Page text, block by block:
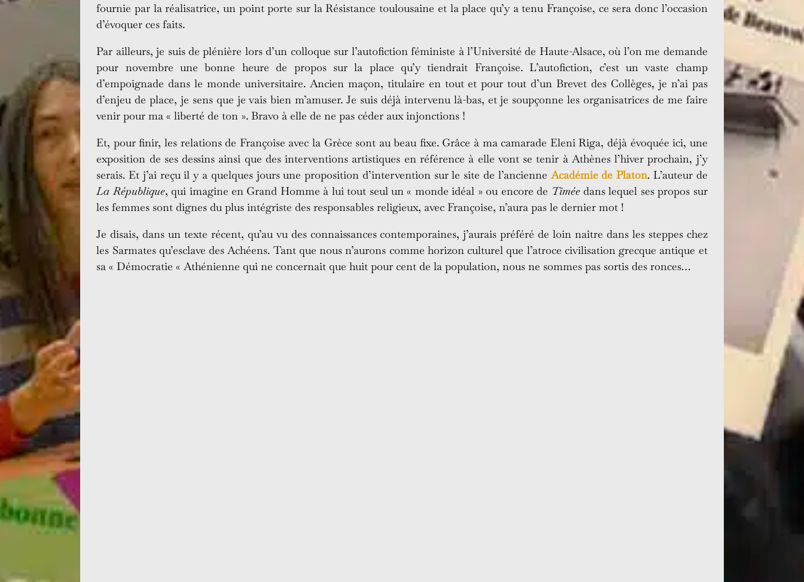
fournie par la réalisatrice, un point porte sur la Résistance toulousaine et la place qu’y a tenu Françoise, ce sera donc l’occasion
d’évoquer ces faits.
Par ailleurs, je suis de plénière lors d’un colloque sur l’autofiction féministe à l’Université de Haute-Alsace, où l’on me demande
pour novembre une bonne heure de propos sur la place qu’y tiendrait Françoise. L’autofiction, c’est un vaste champ
d’empoignade dans le monde universitaire. Ancien maçon, titulaire en tout et pour tout d’un Brevet des Collèges, je n’ai pas
d’enjeu de place, je sens que je vais bien m’amuser. Je suis déjà intervenu là-bas, et je soupçonne les organisatrices de me faire
venir pour ma « liberté de ton ». Bravo à elle de ne pas céder aux injonctions !
Et, pour finir, les relations de Françoise avec la Grèce sont au beau fixe. Grâce à ma camarade Eleni Riga, déjà évoquée ici, une
exposition de ses dessins ainsi que des interventions artistiques en référence à elle vont se tenir à Athènes l’hiver prochain, j’y
serais. Et j’ai reçu il y a quelques jours une proposition d’intervention sur le site de l’ancienneAcadémie de Platon. L’auteur de
La République, qui imagine en Grand Homme à lui tout seul un « monde idéal » ou encore de Timéedans lequel ses propos sur
les femmes sont dignes du plus intégriste des responsables religieux, avec Françoise, n’aura pas le dernier mot !
Je disais, dans un texte récent, qu’au vu des connaissances contemporaines, j’aurais préféré de loin naître dans les steppes chez
les Sarmates qu’esclave des Achéens. Tant que nous n’aurons comme horizon culturel que l’atroce civilisation grecque antique et
sa « Démocratie « Athénienne qui ne concernait que huit pour cent de la population, nous ne sommes pas sortis des ronces…